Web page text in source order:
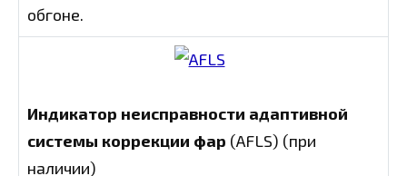
обгоне.
Индикатор неисправности адаптивной
системы коррекции фар (AFLS) (при
наличии)